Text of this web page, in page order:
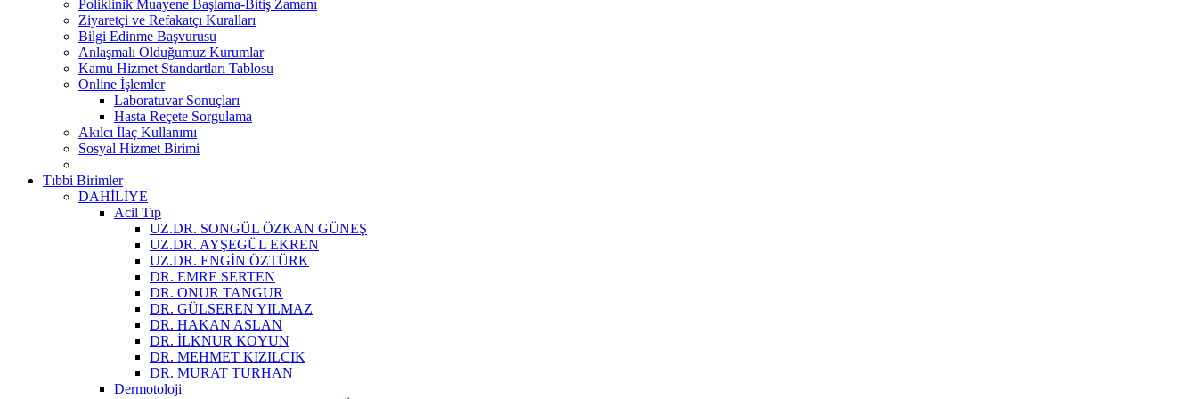
Poliklinik Muayene Başlama-Bitiş Zamanı
Ziyaretçi ve Refakatçı Kuralları
Bilgi Edinme Başvurusu
Anlaşmalı Olduğumuz Kurumlar
Kamu Hizmet Standartları Tablosu
Online İşlemler
Laboratuvar Sonuçları
Hasta Reçete Sorgulama
Akılcı İlaç Kullanımı
Sosyal Hizmet Birimi
Tıbbi Birimler
DAHİLİYE
Acil Tıp
UZ.DR. SONGÜL ÖZKAN GÜNEŞ
UZ.DR. AYŞEGÜL EKREN
UZ.DR. ENGİN ÖZTÜRK
DR. EMRE SERTEN
DR. ONUR TANGUR
DR. GÜLSEREN YILMAZ
DR. HAKAN ASLAN
DR. İLKNUR KOYUN
DR. MEHMET KIZILCIK
DR. MURAT TURHAN
Dermotoloji